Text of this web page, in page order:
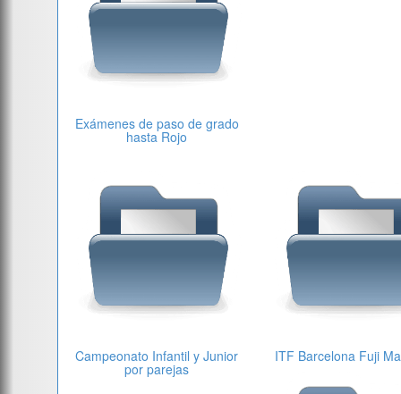
Exámenes de paso de grado
hasta Rojo
Campeonato Infantil y Junior
por parejas
ITF Barcelona Fuji